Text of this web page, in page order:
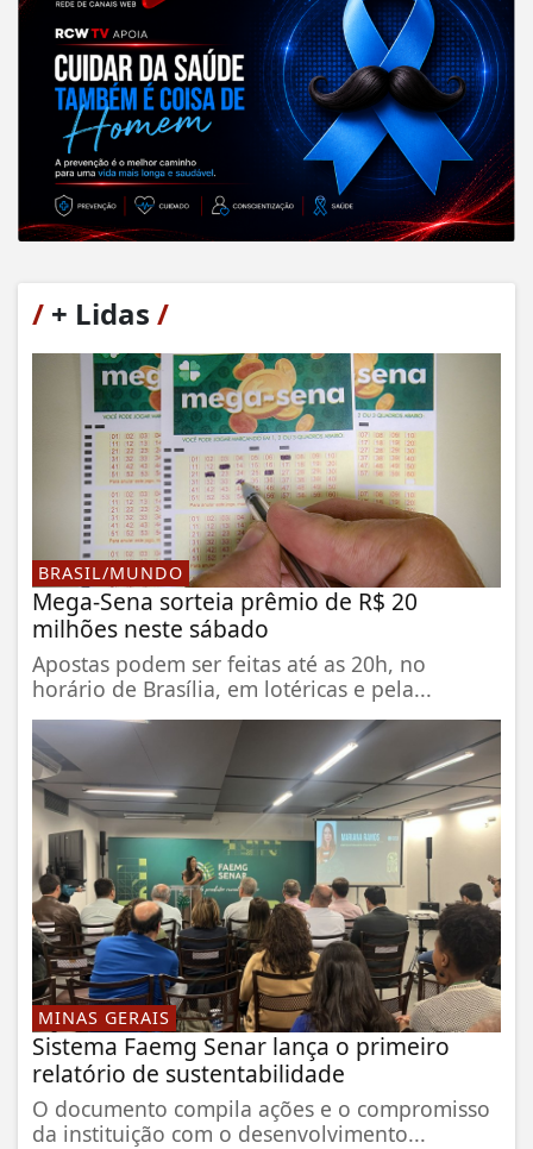
/ + Lidas /
BRASIL/MUNDO
Mega-Sena sorteia prêmio de R$ 20
milhões neste sábado
Apostas podem ser feitas até as 20h, no
horário de Brasília, em lotéricas e pela...
MINAS GERAIS
Sistema Faemg Senar lança o primeiro
relatório de sustentabilidade
O documento compila ações e o compromisso
da instituição com o desenvolvimento...